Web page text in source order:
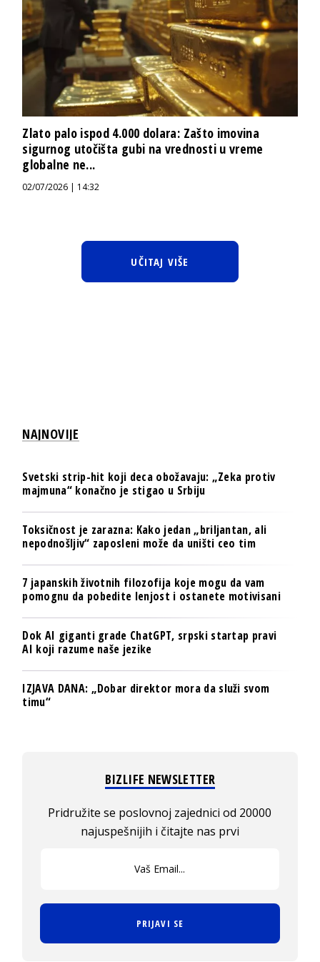
Zlato palo ispod 4.000 dolara: Zašto imovina
sigurnog utočišta gubi na vrednosti u vreme
globalne ne...
02/07/2026 | 14:32
UČITAJ VIŠE
NAJNOVIJE
Svetski strip-hit koji deca obožavaju: „Zeka protiv
majmuna“ konačno je stigao u Srbiju
Toksičnost je zarazna: Kako jedan „briljantan, ali
nepodnošljiv“ zaposleni može da uništi ceo tim
7 japanskih životnih filozofija koje mogu da vam
pomognu da pobedite lenjost i ostanete motivisani
Dok AI giganti grade ChatGPT, srpski startap pravi
AI koji razume naše jezike
IZJAVA DANA: „Dobar direktor mora da služi svom
timu“
BIZLIFE NEWSLETTER
Pridružite se poslovnoj zajednici od 20000
najuspešnijih i čitajte nas prvi
PRIJAVI SE